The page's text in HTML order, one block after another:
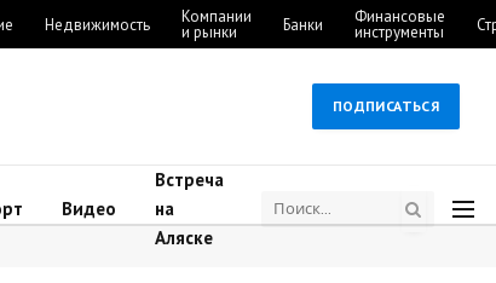
Недвижимость Компании
и рынки Банки Финансовые
инструменты
ПОДПИСАТЬСЯ
Видео
Встреча
на
Аляске